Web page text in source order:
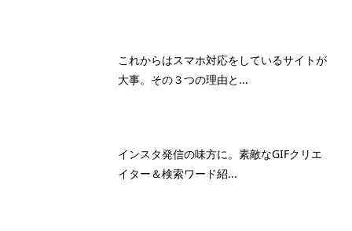
これからはスマホ対応をしているサイトが
大事。その３つの理由と...
インスタ発信の味方に。素敵なGIFクリエ
イター＆検索ワード紹...